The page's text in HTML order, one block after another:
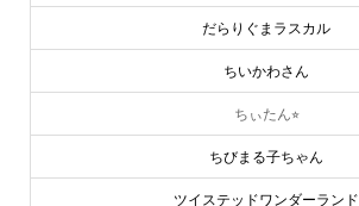
だらりぐまラスカル
ちいかわさん
ちぃたん⭐︎
ちびまる子ちゃん
ツイステッドワンダーランド